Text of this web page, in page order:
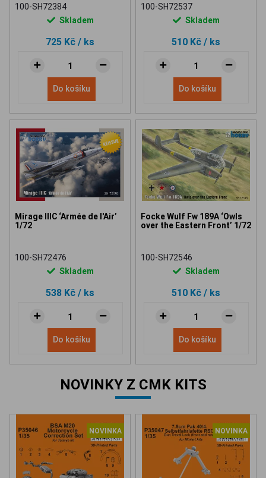
100-SH72384
Skladem
725 Kč / ks
Do košíku
100-SH72537
Skladem
510 Kč / ks
Do košíku
Mirage IIIC ‘Armée de l'Air’
1/72
100-SH72476
Skladem
538 Kč / ks
Do košíku
Focke Wulf Fw 189A ‘Owls
over the Eastern Front’ 1/72
100-SH72546
Skladem
510 Kč / ks
Do košíku
NOVINKY Z CMK KITS
NOVINKA NOVINKA